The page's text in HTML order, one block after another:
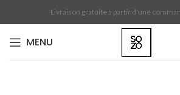
Livraison gratuite à partir d'une
MENU